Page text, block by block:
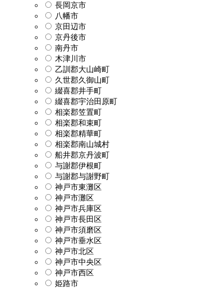
長岡京市
八幡市
京田辺市
京丹後市
南丹市
木津川市
乙訓郡大山崎町
久世郡久御山町
綴喜郡井手町
綴喜郡宇治田原町
相楽郡笠置町
相楽郡和束町
相楽郡精華町
相楽郡南山城村
船井郡京丹波町
与謝郡伊根町
与謝郡与謝野町
神戸市東灘区
神戸市灘区
神戸市兵庫区
神戸市長田区
神戸市須磨区
神戸市垂水区
神戸市北区
神戸市中央区
神戸市西区
姫路市